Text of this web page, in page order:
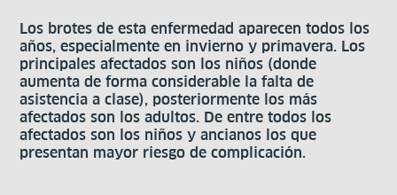
Los brotes de esta enfermedad aparecen todos los
años, especialmente en invierno y primavera. Los
principales afectados son los niños (donde
aumenta de forma considerable la falta de
asistencia a clase), posteriormente los más
afectados son los adultos. De entre todos los
afectados son los niños y ancianos los que
presentan mayor riesgo de complicación.